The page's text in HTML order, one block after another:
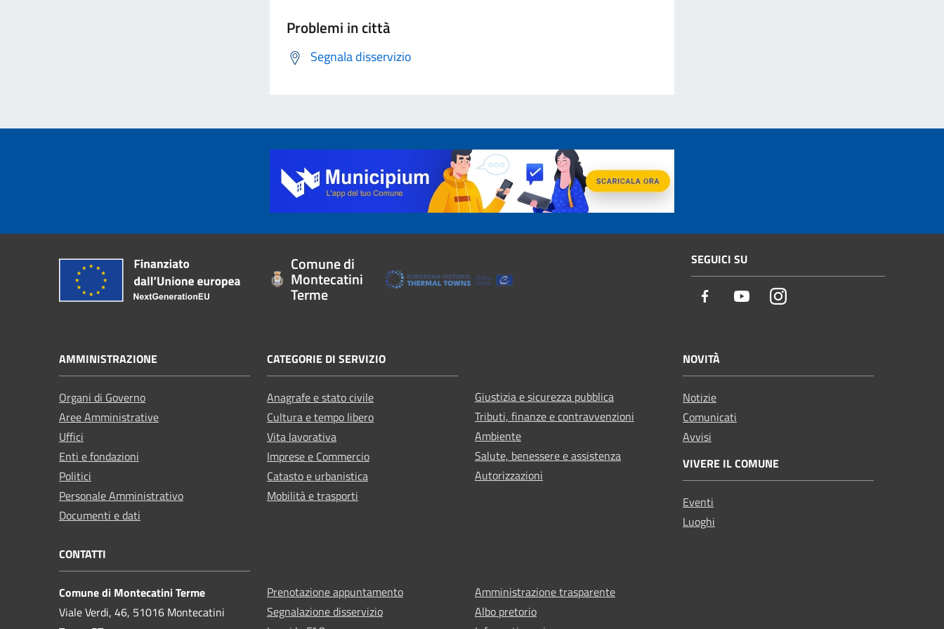
Problemi in città
Segnala disservizio
Comune di
Montecatini
Terme
SEGUICI SU
Facebook YoutubeInstagram
AMMINISTRAZIONE
Organi di Governo
Aree Amministrative
Uffici
Enti e fondazioni
Politici
Personale Amministrativo
Documenti e dati
CATEGORIE DI SERVIZIO
Anagrafe e stato civile
Cultura e tempo libero
Vita lavorativa
Imprese e Commercio
Catasto e urbanistica
Mobilità e trasporti
Giustizia e sicurezza pubblica
Tributi, finanze e contravvenzioni
Ambiente
Salute, benessere e assistenza
Autorizzazioni
NOVITÀ
Notizie
Comunicati
Avvisi
VIVERE IL COMUNE
Eventi
Luoghi
CONTATTI
Comune di Montecatini Terme
Viale Verdi, 46, 51016 Montecatini
Prenotazione appuntamento
Segnalazione disservizio
Amministrazione trasparente
Albo pretorio